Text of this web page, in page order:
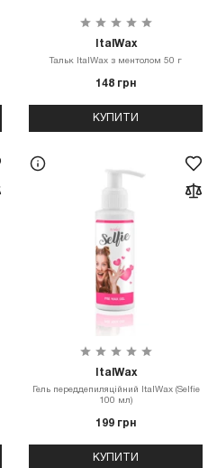
ItalWax
Тальк ItalWax з ментолом 50 г
148 грн
КУПИТИ
ItalWax
Гель переддепиляційний ItalWax (Selfie
100 мл)
199 грн
КУПИТИ